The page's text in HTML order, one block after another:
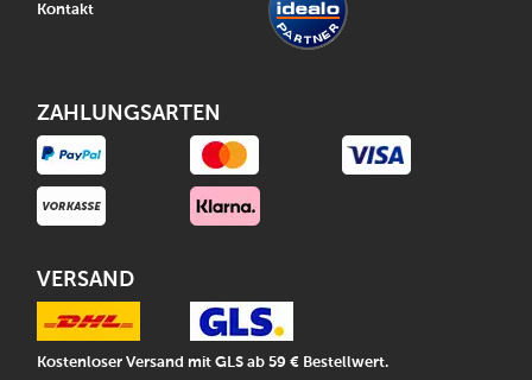
Kontakt
ZAHLUNGSARTEN
VERSAND
Kostenloser Versand mit GLS ab 59 € Bestellwert.